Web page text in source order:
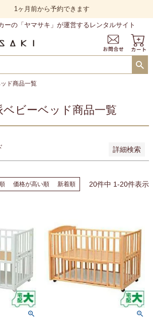
1ヶ月前から予約できます
ーの「ヤマサキ」が運営するレンタルサイト
ド商品一覧
ベビーベッド商品一覧
詳細検索
を表示
ット順
検索
価格が高い順 新着順 20件中 1-20件表示